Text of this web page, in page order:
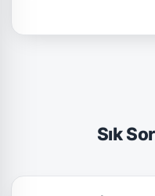
Sık